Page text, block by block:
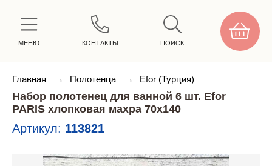
МЕНЮ КОНТАКТЫ ПОИСК
Главная → Полотенца → Efor (Турция)
Набор полотенец для ванной 6 шт. Efor
PARIS хлопковая махра 70х140
Артикул: 113821